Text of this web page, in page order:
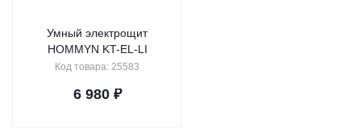
Умный электрощит
HOMMYN KT-EL-LI
Код товара: 25583
6 980₽